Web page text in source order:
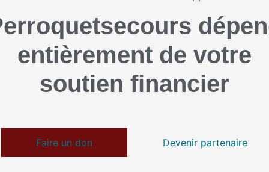
entièrement de votre
soutien financier
Faire un don Devenir partenaire